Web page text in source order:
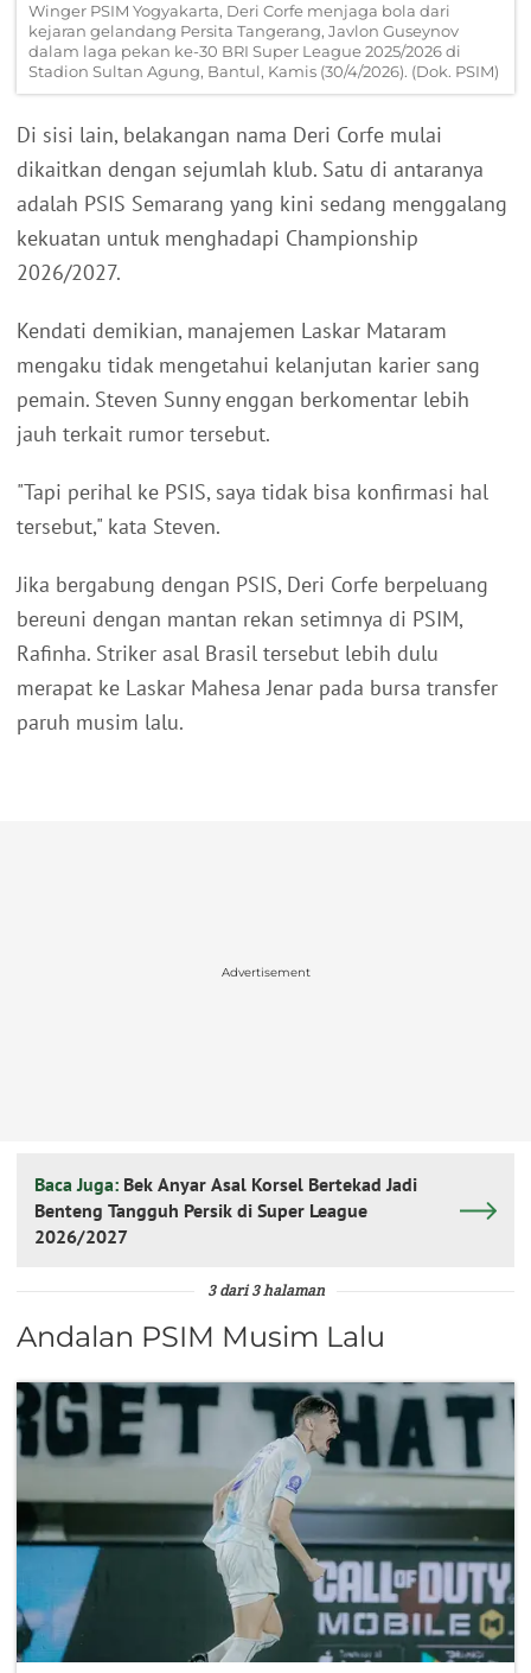
Winger PSIM Yogyakarta, Deri Corfe menjaga bola dari
kejaran gelandang Persita Tangerang, Javlon Guseynov
dalam laga pekan ke-30 BRI Super League 2025/2026 di
Stadion Sultan Agung, Bantul, Kamis (30/4/2026). (Dok. PSIM)
Di sisi lain, belakangan nama Deri Corfe mulai
dikaitkan dengan sejumlah klub. Satu di antaranya
adalah PSIS Semarang yang kini sedang menggalang
kekuatan untuk menghadapi Championship
2026/2027.
Kendati demikian, manajemen Laskar Mataram
mengaku tidak mengetahui kelanjutan karier sang
pemain. Steven Sunny enggan berkomentar lebih
jauh terkait rumor tersebut.
"Tapi perihal ke PSIS, saya tidak bisa konfirmasi hal
tersebut," kata Steven.
Jika bergabung dengan PSIS, Deri Corfe berpeluang
bereuni dengan mantan rekan setimnya di PSIM,
Rafinha. Striker asal Brasil tersebut lebih dulu
merapat ke Laskar Mahesa Jenar pada bursa transfer
paruh musim lalu.
Advertisement
Baca Juga: Bek Anyar Asal Korsel Bertekad Jadi
Benteng Tangguh Persik di Super League
2026/2027
3 dari 3 halaman
Andalan PSIM Musim Lalu